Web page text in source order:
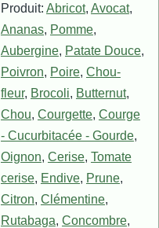
Produit: Abricot, Avocat,
Ananas, Pomme,
Aubergine, Patate Douce,
Poivron, Poire, Chou-
fleur, Brocoli, Butternut,
Chou, Courgette, Courge
- Cucurbitacée - Gourde,
Oignon, Cerise, Tomate
cerise, Endive, Prune,
Citron, Clémentine,
Rutabaga, Concombre,